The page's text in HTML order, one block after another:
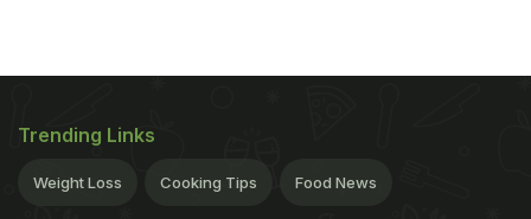
Trending Links
Weight Loss Cooking Tips Food News